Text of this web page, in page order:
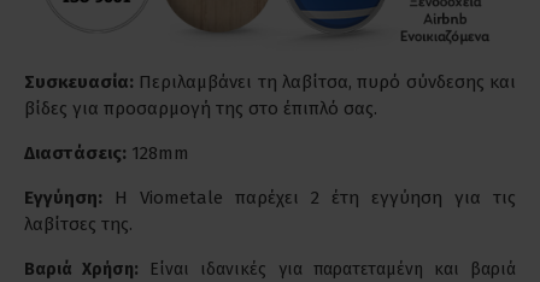
Συσκευασία: Περιλαμβάνει τη λαβίτσα, πυρό σύνδεσης και
βίδες για προσαρμογή της στο έπιπλό σας.
Διαστάσεις: 128mm
Εγγύηση:
Η Viometale παρέχει 2 έτη εγγύηση για τις
λαβίτσες της.
Βαριά Χρήση: Είναι ιδανικές για παρατεταμένη και βαριά